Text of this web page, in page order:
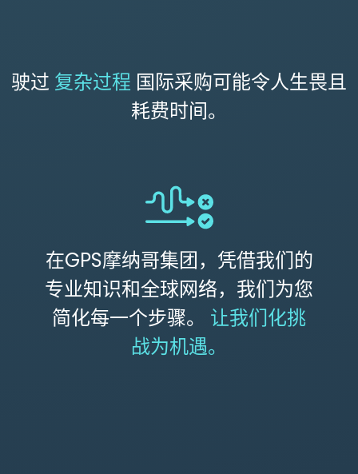
驶过 复杂过程 国际采购可能令人生畏且
耗费时间。
在GPS摩纳哥集团，凭借我们的
专业知识和全球网络，我们为您
简化每一个步骤。 让我们化挑
战为机遇。